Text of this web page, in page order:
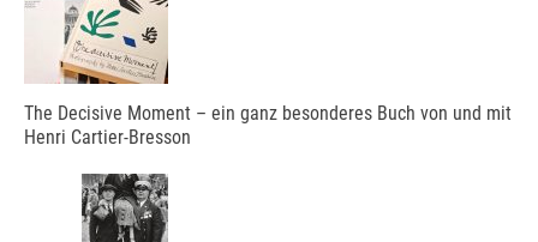
The Decisive Moment – ein ganz besonderes Buch von und mit
Henri Cartier-Bresson